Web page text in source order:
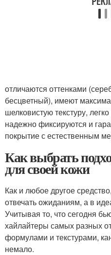
отличаются оттенками
бесцветный), имеют
шелковистую текстуру,
надежно фиксируются и
покрытие с естественным
Как выбрать
для своей кожи
Как и любое другое
отвечать ожиданиям, а в
Учитывая то, что сегодня
хайлайтеры самых разных
формулами и текстурами,
немало.